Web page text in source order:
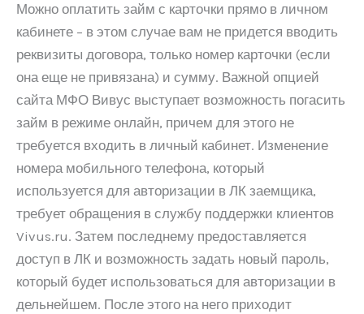
Можно оплатить займ с карточки прямо в личном
кабинете – в этом случае вам не придется вводить
реквизиты договора, только номер карточки (если
она еще не привязана) и сумму. Важной опцией
сайта МФО Вивус выступает возможность погасить
займ в режиме онлайн, причем для этого не
требуется входить в личный кабинет. Изменение
номера мобильного телефона, который
используется для авторизации в ЛК заемщика,
требует обращения в службу поддержки клиентов
Vivus.ru. Затем последнему предоставляется
доступ в ЛК и возможность задать новый пароль,
который будет использоваться для авторизации в
дельнейшем. После этого на него приходит